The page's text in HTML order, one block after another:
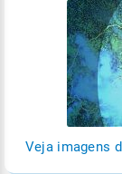
Veja imagens